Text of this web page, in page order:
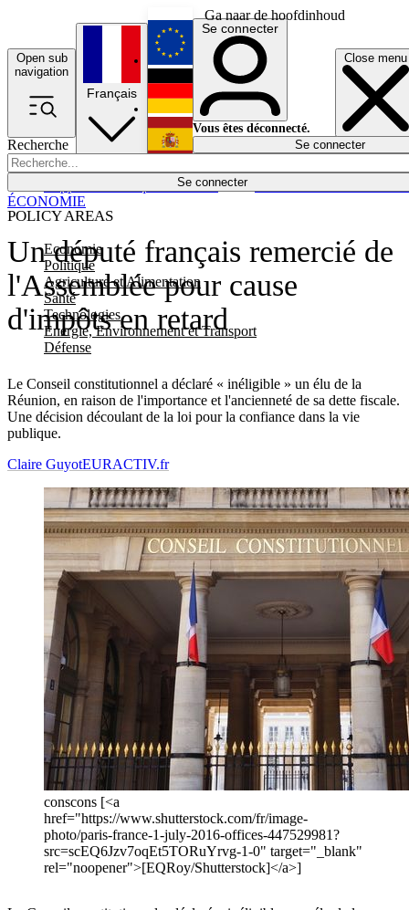
Ga naar de hoofdinhoud
Open sub
navigation
Close menu
Recherche
Se connecter
POLICY AREAS
Economie
Politique
Agriculture et Alimentation
Santé
Technologies
Energie, Environnement et Transport
Défense
Économie
Français
English
Deutsch
Español
Se connecter
Vous êtes déconnecté.
Se connecter
Un député français remercié de
l'Assemblée pour cause
d'impôts en retard
Le Conseil constitutionnel a déclaré « inéligible » un élu de la
Réunion, en raison de l'importance et l'ancienneté de sa dette fiscale.
Une décision découlant de la loi pour la confiance dans la vie
publique.
ÉCONOMIE
Claire GuyotEURACTIV.fr
conscons [<a
href="https://www.shutterstock.com/fr/image-
photo/paris-france-1-july-2016-offices-447529981?
src=scEQ6Jzv7oqEt5TORuYrvg-1-0" target="_blank"
rel="noopener">[EQRoy/Shutterstock]</a>]